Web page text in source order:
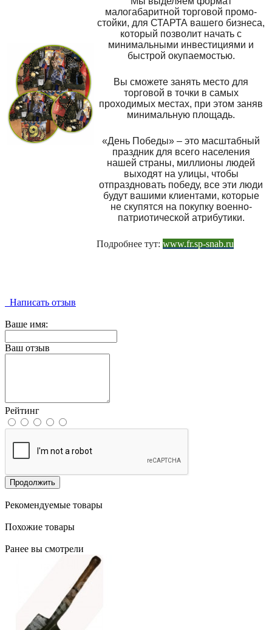
малогабаритной торговой промо-
стойки, для СТАРТА вашего бизнеса,
который позволит начать с
минимальными инвестициями и
быстрой окупаемостью.
Вы сможете занять место для
торговой в точки в самых
проходимых местах, при этом заняв
минимальную площадь.
«День Победы» – это масштабный
праздник для всего населения
нашей страны, миллионы людей
выходят на улицы, чтобы
отпраздновать победу, все эти люди
будут вашими клиентами, которые
не скупятся на покупку военно-
патриотической атрибутики.
Подробнее тут: www.fr.sp-snab.ru
Написать отзыв
Ваше имя:
Ваш отзыв
Рейтинг
Продолжить
Рекомендуемые товары
Похожие товары
Ранее вы смотрели